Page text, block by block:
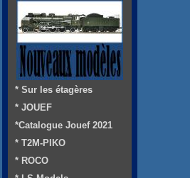
* Sur les étagères
* JOUEF
*Catalogue Jouef 2021
* T2M-PIKO
* ROCO